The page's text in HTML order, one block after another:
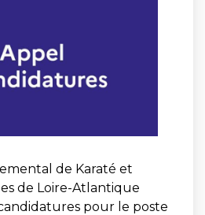
de Karaté et
de Loire-Atlantique
pour le poste